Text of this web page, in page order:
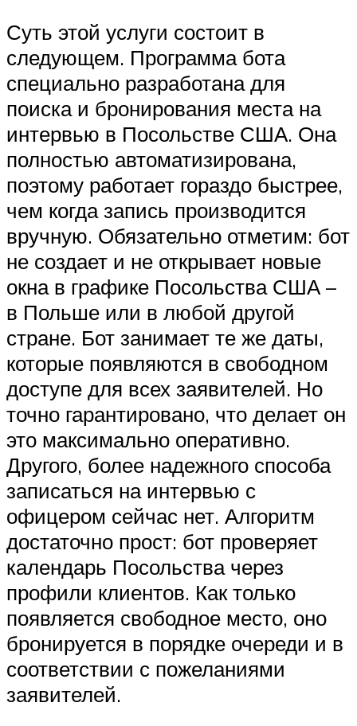
Суть этой услуги состоит в
следующем. Программа бота
специально разработана для
поиска и бронирования места на
интервью в Посольстве США. Она
полностью автоматизирована,
поэтому работает гораздо быстрее,
чем когда запись производится
вручную. Обязательно отметим: бот
не создает и не открывает новые
окна в графике Посольства США –
в Польше или в любой другой
стране. Бот занимает те же даты,
которые появляются в свободном
доступе для всех заявителей. Но
точно гарантировано, что делает он
это максимально оперативно.
Другого, более надежного способа
записаться на интервью с
офицером сейчас нет. Алгоритм
достаточно прост: бот проверяет
календарь Посольства через
профили клиентов. Как только
появляется свободное место, оно
бронируется в порядке очереди и в
соответствии с пожеланиями
заявителей.